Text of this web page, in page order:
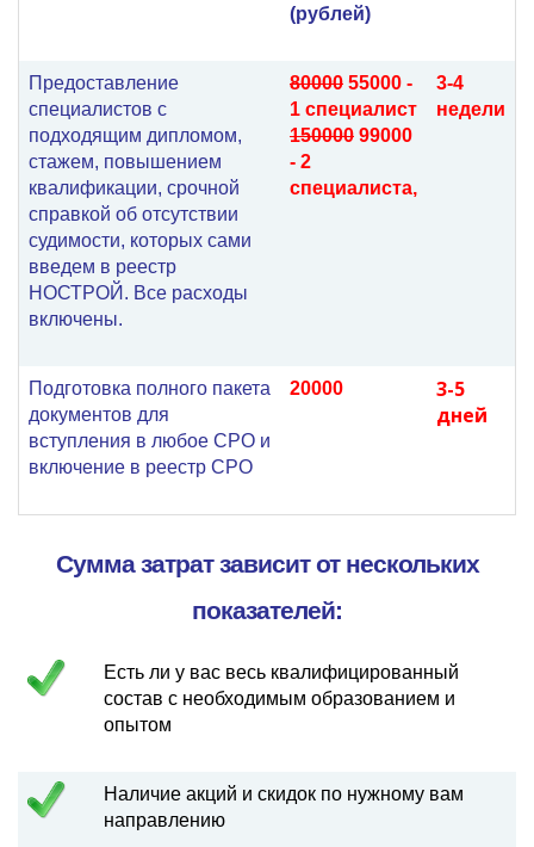
(рублей)
Предоставление
специалистов с
подходящим дипломом,
стажем, повышением
квалификации, срочной
справкой об отсутствии
судимости, которых сами
введем в реестр
НОСТРОЙ. Все расходы
включены.
80000 55000 -
1 специалист
150000 99000
- 2
специалиста,
3-4
недели
Подготовка полного пакета
документов для
вступления в любое СРО и
включение в реестр СРО
20000
3-5
дней
Сумма затрат зависит от нескольких
показателей:
Есть ли у вас весь квалифицированный
состав с необходимым образованием и
опытом
Наличие акций и скидок по нужному вам
направлению